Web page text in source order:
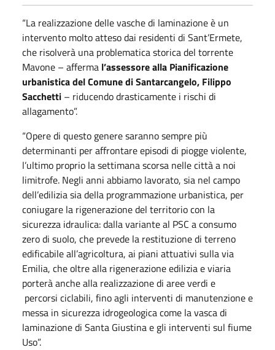
“La realizzazione delle vasche di laminazione è un
intervento molto atteso dai residenti di Sant’Ermete,
che risolverà una problematica storica del torrente
Mavone – afferma l’assessore alla Pianificazione
urbanistica del Comune di Santarcangelo, Filippo
Sacchetti – riducendo drasticamente i rischi di
allagamento”.
“Opere di questo genere saranno sempre più
determinanti per affrontare episodi di piogge violente,
l’ultimo proprio la settimana scorsa nelle città a noi
limitrofe. Negli anni abbiamo lavorato, sia nel campo
dell’edilizia sia della programmazione urbanistica, per
coniugare la rigenerazione del territorio con la
sicurezza idraulica: dalla variante al PSC a consumo
zero di suolo, che prevede la restituzione di terreno
edificabile all’agricoltura, ai piani attuativi sulla via
Emilia, che oltre alla rigenerazione edilizia e viaria
porterà anche alla realizzazione di aree verdi e
percorsi ciclabili, fino agli interventi di manutenzione e
messa in sicurezza idrogeologica come la vasca di
laminazione di Santa Giustina e gli interventi sul fiume
Uso”.